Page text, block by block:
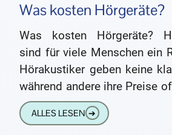
Was kosten Hörgeräte?
Was kosten Hörgeräte?
sind für viele Menschen ein
Hörakustiker geben keine
während andere ihre Preise
bewerben. Wir haben uns
genauer
ALLES LESEN ➔